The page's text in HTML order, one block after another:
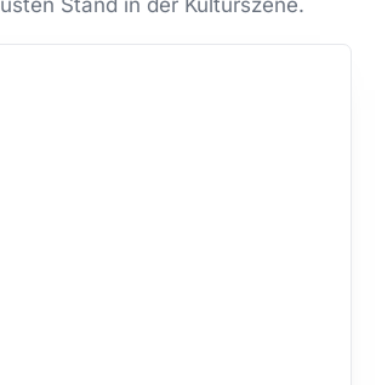
Stand in der Kulturszene.